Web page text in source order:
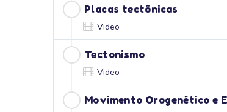
Placas tectônicas
Video
Tectonismo
Video
Movimento Orogenético e